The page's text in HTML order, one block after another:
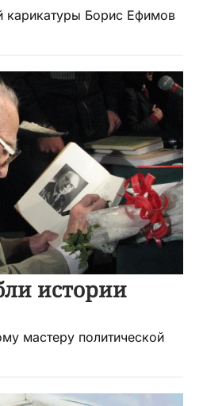
карикатуры Борис Ефимов
истории
мастеру политической